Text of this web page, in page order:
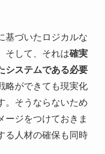
基づいたロジカルな
そして、それは確実
システムである必要
略ができても現実化
。そうならないため
ージをつけておきま
る人材の確保も同時